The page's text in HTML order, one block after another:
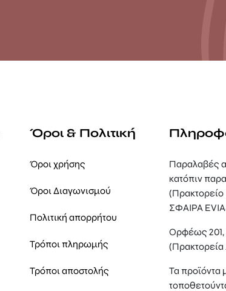
Όροι & Πολιτική
Όροι χρήσης
Όροι Διαγωνισμού
Πολιτική απορρήτου
Τρόποι πληρωμής
Τρόποι αποστολής
Παραλαβές
κατόπιν
ΣΦΑΙΡΑ
Ορφέως
Τα προϊόντα